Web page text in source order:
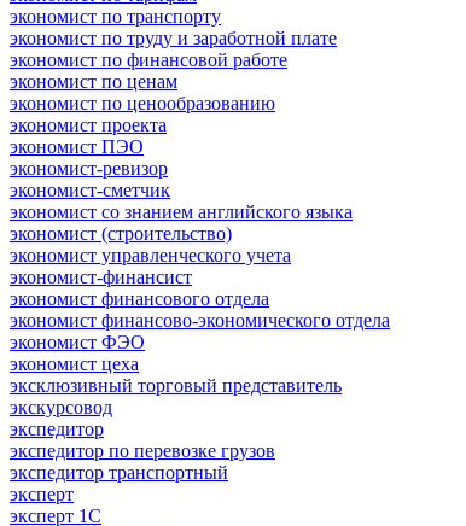
экономист по транспорту
экономист по труду и заработной плате
экономист по финансовой работе
экономист по ценам
экономист по ценообразованию
экономист проекта
экономист ПЭО
экономист-ревизор
экономист-сметчик
экономист со знанием английского языка
экономист (строительство)
экономист управленческого учета
экономист-финансист
экономист финансового отдела
экономист финансово-экономического отдела
экономист ФЭО
экономист цеха
эксклюзивный торговый представитель
экскурсовод
экспедитор
экспедитор по перевозке грузов
экспедитор транспортный
эксперт
эксперт 1С